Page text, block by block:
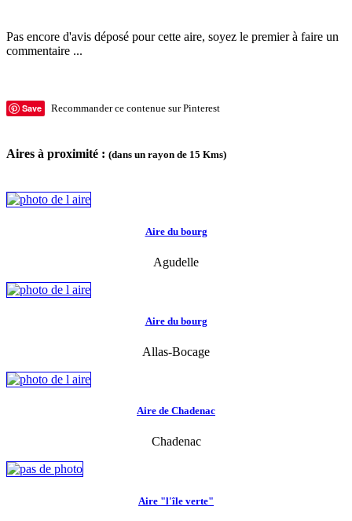
Pas encore d'avis déposé pour cette aire, soyez le premier à faire un
commentaire ...
Save Recommander ce contenue sur Pinterest
Aires à proximité : (dans un rayon de 15 Kms)
Aire du bourg
Agudelle
Aire du bourg
Allas-Bocage
Aire de Chadenac
Chadenac
Aire "l'île verte"